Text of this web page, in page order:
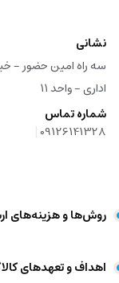
نشانی
اداری - واحد ۱۱
شماره تماس
09126141328
|
روش‌ها و هزینه‌های
اهداف و تعهد‌های